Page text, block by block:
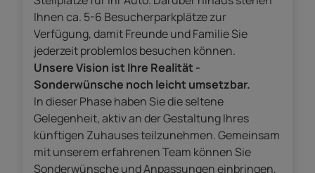
Ihnen ca. 5-6 Besucherparkplätze zur
Verfügung, damit Freunde und Familie Sie
jederzeit problemlos besuchen können.
Unsere Vision ist Ihre Realität -
Sonderwünsche noch leicht umsetzbar.
In dieser Phase haben Sie die seltene
Gelegenheit, aktiv an der Gestaltung Ihres
künftigen Zuhauses teilzunehmen. Gemeinsam
mit unserem erfahrenen Team können Sie
Sonderwünsche und Anpassungen einbringen,